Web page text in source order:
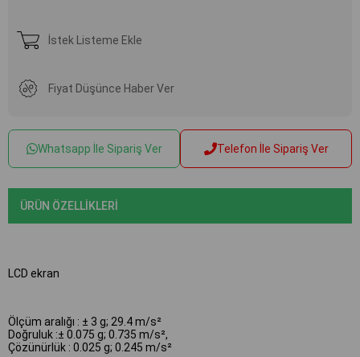
İstek Listeme Ekle
Fiyat Düşünce Haber Ver
Whatsapp İle Sipariş Ver Telefon İle Sipariş Ver
ÜRÜN ÖZELLIKLERI
LCD ekran
Ölçüm aralığı : ± 3 g; 29.4 m/s²
Doğruluk :± 0.075 g; 0.735 m/s²,
Çözünürlük : 0.025 g; 0.245 m/s²